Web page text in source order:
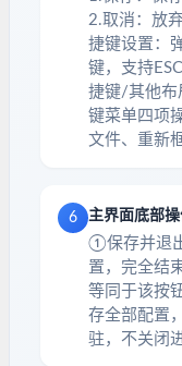
2.取消：放
捷键设置：
键，支持
捷键/其他布
键菜单四项
文件、重新
6 主界面底部
①保存并退
置，完全结
等同于该按
存全部配置
驻，不关闭